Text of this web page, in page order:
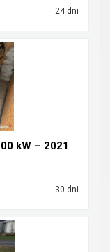
24 dni
kW – 2021
30 dni